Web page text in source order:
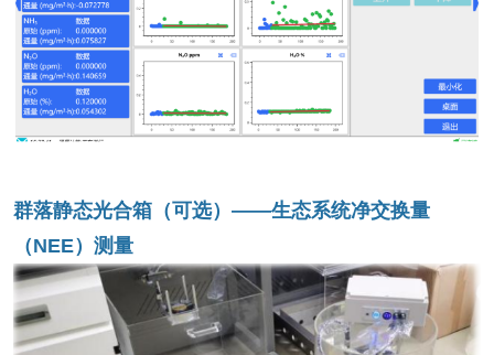
群落静态光合箱（可选）——生态系统净交换量
（NEE）测量